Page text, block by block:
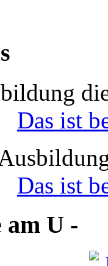
Das ist
Das ist
am U -